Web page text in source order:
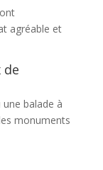
agréable et
de
balade à
monuments